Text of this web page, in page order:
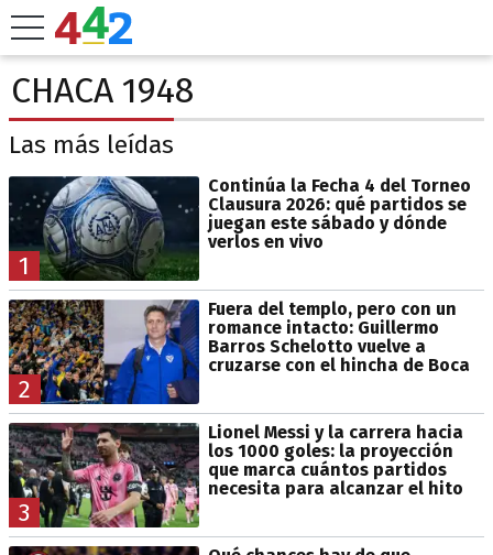
CHACA 1948
Las más leídas
1
Continúa la Fecha 4 del Torneo
Clausura 2026: qué partidos se
juegan este sábado y dónde
verlos en vivo
2
Fuera del templo, pero con un
romance intacto: Guillermo
Barros Schelotto vuelve a
cruzarse con el hincha de Boca
3
Lionel Messi y la carrera hacia
los 1000 goles: la proyección
que marca cuántos partidos
necesita para alcanzar el hito